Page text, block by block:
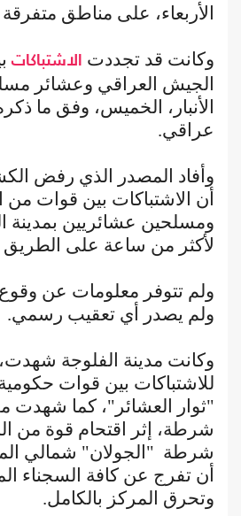
الأربعاء، على مناطق
وكانت قد تجددت الاشتباكات
الجيش العراقي وعشائر
الأنبار، الخميس، وفق ما
عراقي.
وأفاد المصدر الذي رفض
أن الاشتباكات بين قوات
ومسلحين عشائريين بمدينة
لأكثر من ساعة على الطريق
ولم تتوفر معلومات عن
ولم يصدر أي تعقيب رسمي.
وكانت مدينة الفلوجة شهدت،
للاشتباكات بين قوات
"ثوار العشائر"، كما شهدت
شرطة، إثر اقتحام قوة من
شرطة "الجولان" شمالي
أن تفرج عن كافة السجناء
وتحرق المركز بالكامل.